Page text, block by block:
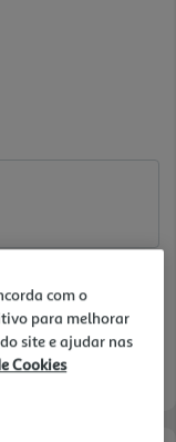
FUN
com o
para melhorar
site e ajudar nas
Cookies